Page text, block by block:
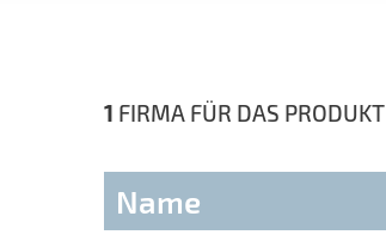
1 FIRMA FÜR DAS PRODUKT
Name